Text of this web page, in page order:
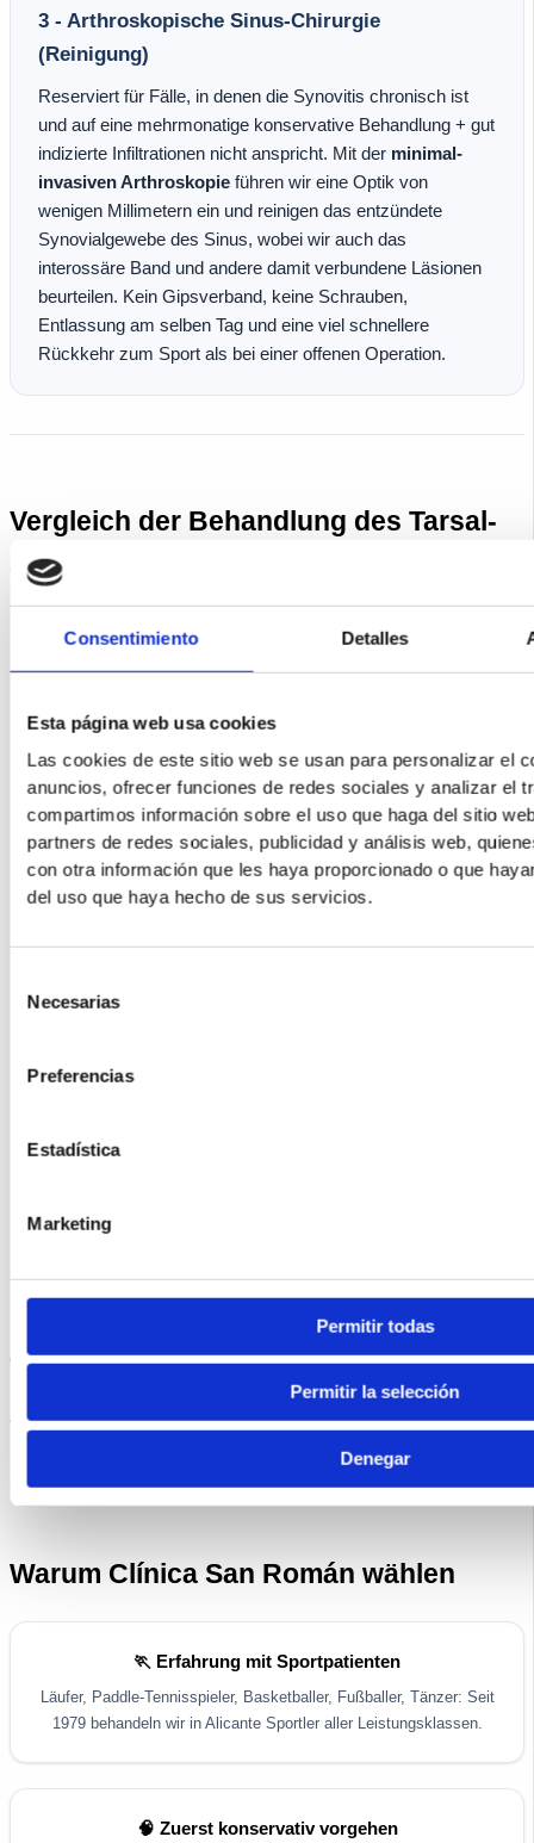
Consentimiento Detalles
Esta página web usa cookies
Las cookies de este sitio web se usan para personalizar el
anuncios, ofrecer funciones de redes sociales y analizar el
compartimos información sobre el uso que haga del sitio
partners de redes sociales, publicidad y análisis web,
con otra información que les haya proporcionado o que
del uso que haya hecho de sus servicios.
deNecesarias
Preferencias
Estadística
Marketing
Permitir todas
Permitir la selección
Denegar
3 - Arthroskopische Sinus-Chirurgie
(Reinigung)
Reserviert für Fälle, in denen die Synovitis chronisch ist
und auf eine mehrmonatige konservative Behandlung + gut
indizierte Infiltrationen nicht anspricht. Mit der minimal-
invasiven Arthroskopie führen wir eine Optik von
wenigen Millimetern ein und reinigen das entzündete
Synovialgewebe des Sinus, wobei wir auch das
interossäre Band und andere damit verbundene Läsionen
beurteilen. Kein Gipsverband, keine Schrauben,
Entlassung am selben Tag und eine viel schnellere
Rückkehr zum Sport als bei einer offenen Operation.
Vergleich der Behandlung des Tarsal-
Sinus-Syndroms
Propriozeption
Ultraschall-
Indikation
Leichte bis
mittelschwere
Instabilität,
erster Ansatz
Synovitis,
Versagen von
Schritt 1
Synovitis,
assoziierte
Läsionen
Invasivität Null
Minimal (Nadel,
Echo)
Minimal
Unterrichtseinheiten
Erwartete
(Helgeson
Linderung
Quelle: Helgeson K (N Am J Sports Phys Ther. 2009), Klausner
VB & Hardy MA (1997), Lektrakul N et al. (Radiology 2001).
Individuelle Ergebnisse können variieren.
Warum Clínica San Román wählen
🏃 Erfahrung mit Sportpatienten
Läufer, Paddle-Tennisspieler, Basketballer, Fußballer, Tänzer: Seit
1979 behandeln wir in Alicante Sportler aller Leistungsklassen.
🧠 Zuerst konservativ vorgehen